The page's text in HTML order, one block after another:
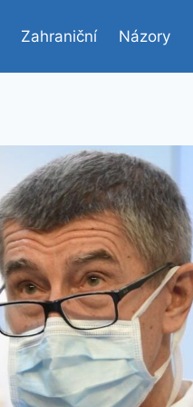
Zahraniční Názory